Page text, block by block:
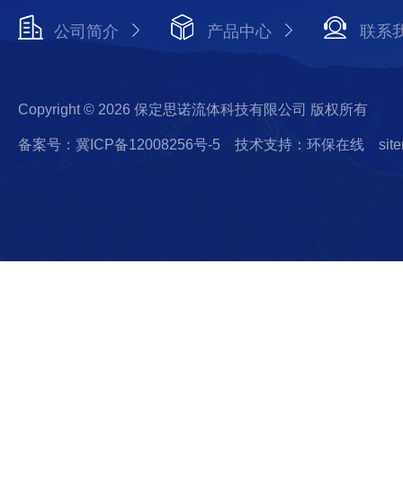
公司简介 产品中心 联系
Copyright © 2026 保定思诺流体科技有限公司 版权所有
备案号：冀ICP备12008256号-5 技术支持：环保在线